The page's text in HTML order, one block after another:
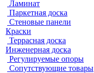
Ламинат
Паркетная доска
Стеновые панели
Краски
Террасная доска
Инженерная доска
Регулируемые опоры
Сопутствующие товары